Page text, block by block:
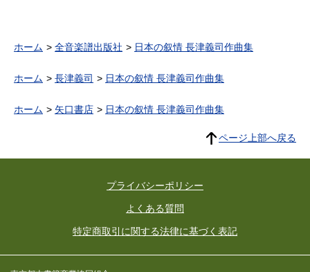
ホーム 全音楽譜出版社 日本の叙情 長津義司作曲集
ホーム 長津義司 日本の叙情 長津義司作曲集
ホーム 矢口書店 日本の叙情 長津義司作曲集
ページ上部へ戻る
プライバシーポリシー
よくある質問
特定商取引に関する法律に基づく表記